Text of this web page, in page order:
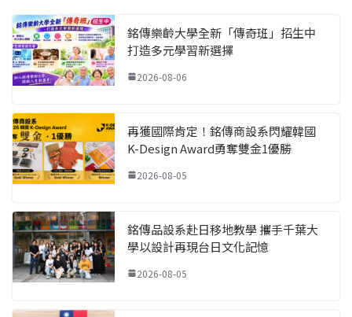
銘傳樂齡大學全新「傳奇班」招生中
打造多元學習新選擇
2026-08-06
再獲國際肯定！銘傳商設系閃耀韓國
K-Design Award勇奪雙金1優勝
2026-08-05
銘傳品設系赴日移地教學 攜手千葉大
學以設計再現台日文化記憶
2026-08-05